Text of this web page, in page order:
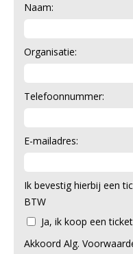
Naam:
Organisatie:
Telefoonnummer:
E-mailadres:
Ik bevestig hierbij een
BTW
Ja, ik koop een
Akkoord Alg.